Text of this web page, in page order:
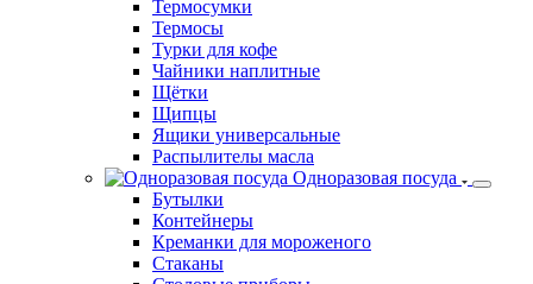
Термосумки
Термосы
Турки для кофе
Чайники наплитные
Щётки
Щипцы
Ящики универсальные
Распылителы масла
Одноразовая посуда
Бутылки
Контейнеры
Креманки для мороженого
Стаканы